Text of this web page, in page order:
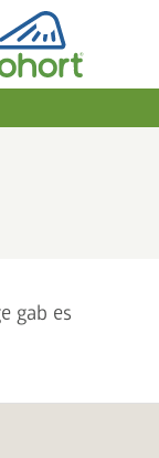
gab es